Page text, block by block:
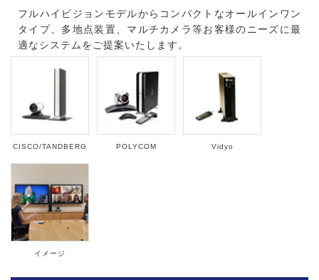
フルハイビジョンモデルからコンパクトなオールインワン
タイプ、多地点装置、マルチカメラ等お客様のニーズに最
適なシステムをご提案いたします。
CISCO/TANDBERG POLYCOM Vidyo
イメージ